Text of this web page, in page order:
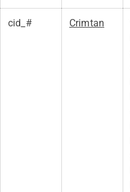
cid_# Crimtan